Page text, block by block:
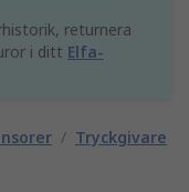
returnera
i ditt Elfa-
/ Tryckgivare